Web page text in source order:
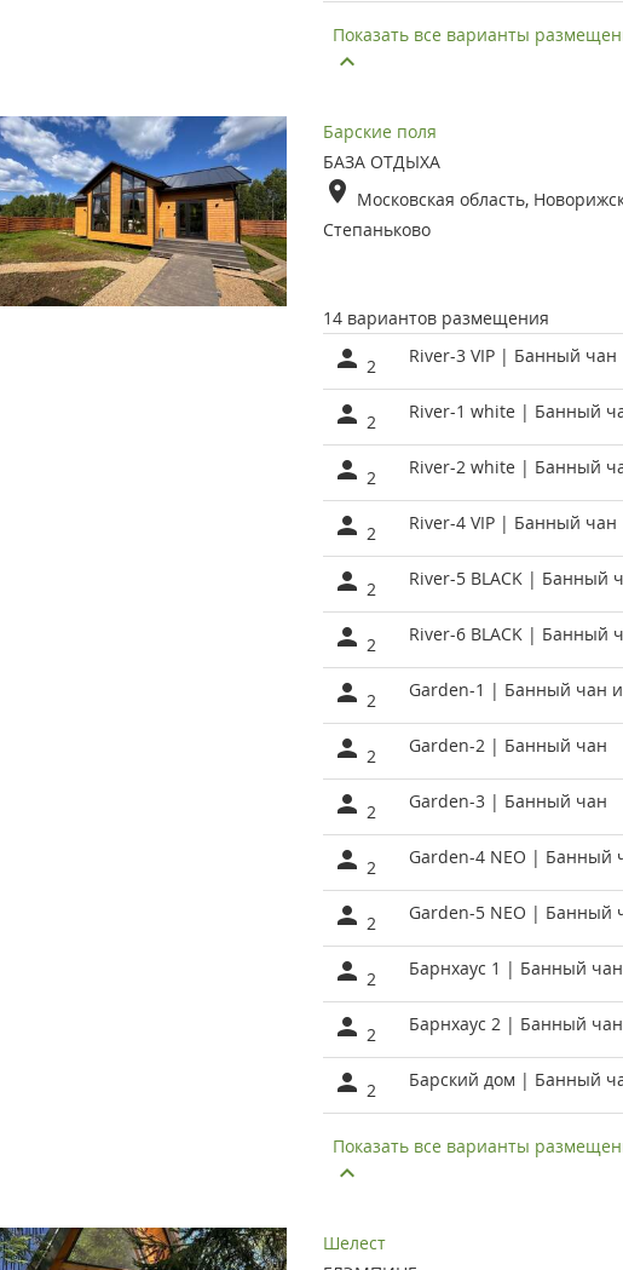
Показать все варианты
Барские поля
БАЗА ОТДЫХА
Московская область,
Степаньково
14 вариантов размещения
2 River-3 VIP | Банный чан
2 River-1 white | Банный
2 River-2 white | Банный
2 River-4 VIP | Банный чан
2 River-5 BLACK | Банный
2 River-6 BLACK | Банный
2 Garden-1 | Банный чан
2 Garden-2 | Банный чан
2 Garden-3 | Банный чан
2 Garden-4 NEO | Банный
2 Garden-5 NEO | Банный
2 Барнхаус 1 | Банный чан
2 Барнхаус 2 | Банный чан
2 Барский дом | Банный
Показать все варианты
Шелест